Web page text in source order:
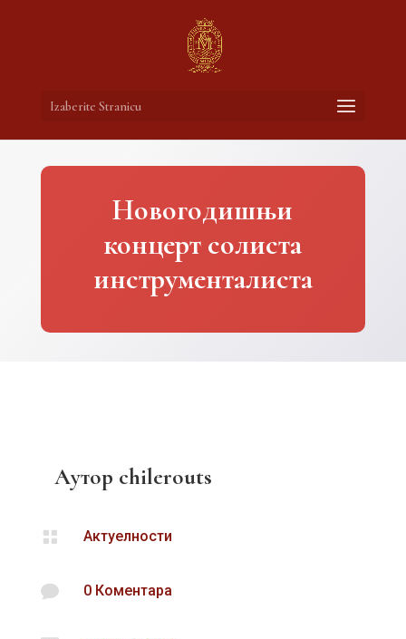
Izaberite Stranicu
Новогодишњи
концерт солиста
инструменталиста
Аутор chilerouts
 Актуелности
 0 Коментара